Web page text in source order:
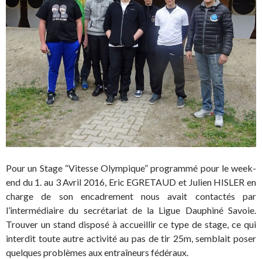
Pour un Stage “Vitesse Olympique” programmé pour le week-
end du 1. au 3 Avril 2016, Eric EGRETAUD et Julien HISLER en
charge de son encadrement nous avait contactés par
l’intermédiaire du secrétariat de la Ligue Dauphiné Savoie.
Trouver un stand disposé à accueillir ce type de stage, ce qui
interdit toute autre activité au pas de tir 25m, semblait poser
quelques problèmes aux entraîneurs fédéraux.